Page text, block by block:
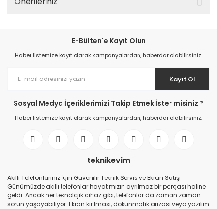
E-Bülten'e Kayıt Olun
Haber listemize kayıt olarak kampanyalardan, haberdar olabilirsiniz.
Kayıt Ol
Sosyal Medya İçeriklerimizi Takip Etmek İster misiniz ?
Haber listemize kayıt olarak kampanyalardan, haberdar olabilirsiniz.
teknikevim
Akıllı Telefonlarınız İçin Güvenilir Teknik Servis ve Ekran Satışı
Günümüzde akıllı telefonlar hayatımızın ayrılmaz bir parçası haline
geldi. Ancak her teknolojik cihaz gibi, telefonlar da zaman zaman
sorun yaşayabiliyor. Ekran kırılması, dokunmatik arızası veya yazılım